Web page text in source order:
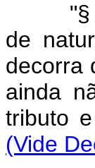
de
decorra
ainda
tributo
(Vide